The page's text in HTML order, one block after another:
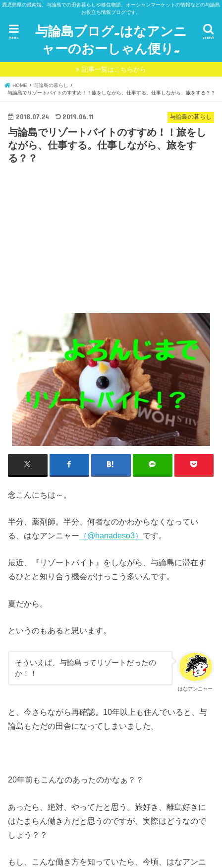
鹿児島県の最南端、与論島での田舎暮らしや移住物語、オーシャンマーケットの情報などの与論島
お役立ち情報ブログです。
与論島ブログ~はなアンニ
ャーのおーしゃん便り~
search
menu
記事一覧はこちらから
HOME
与論島の暮らし
与論島でリゾートバイトのすすめ！！旅をしながら、仕事する。仕事しながら、旅をする？？
与論島の暮らし
2018.07.24 2019.06.11
与論島でリゾートバイトのすすめ！！旅をし
ながら、仕事する。仕事しながら、旅をす
る？？
念こんにちは～。
半分、薬剤師。半分、何者なのかわからなくなってい
る、はなアンニャー （@hanadeso3） です。
最近、『リゾートバイト』をしながら、与論島に滞在す
るひとと知り合う機会がけっこう多いんです。
夏だから。
というのもあると思います。
はなアンニャー
そういえば、与論島ってリゾートだったの
か！！
と、今さらながら再確認。10年以上も住んでいると、与
論島もただの田舎になってしまいました。
20年前もこんなのあったのかなぁ？？
あったら、絶対、やってたと思う。旅好き、離島好きに
はたまらん働き方だと思うのですが、実際はどうなので
しょう？？
もし、こんな働き方を知っていたら、今頃、はなアンニ